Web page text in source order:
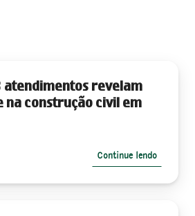
atendimentos revelam
na construção civil em
Continue lendo